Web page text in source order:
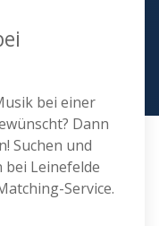
bei einer
Dann
Suchen und
Leinefelde
Service.